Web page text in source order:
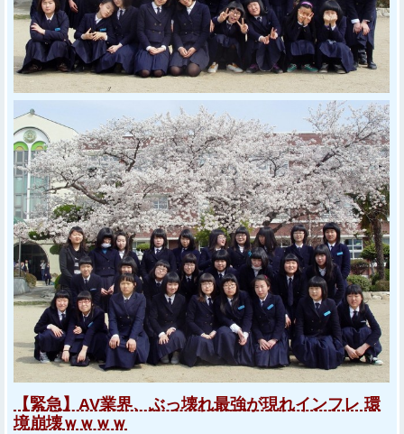
【緊急】AV業界、ぶっ壊れ最強が現れインフレ 環
境崩壊ｗｗｗｗ